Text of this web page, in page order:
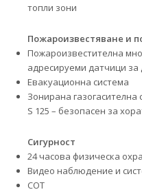
топли зони
Пожароизвестяване и
Пожароизвестителна
адресируеми датчици
Евакуационна система
Зонирана газогасителна
S 125 – безопасен за
Сигурност
24 часова физическа
Видео наблюдение и
СОТ